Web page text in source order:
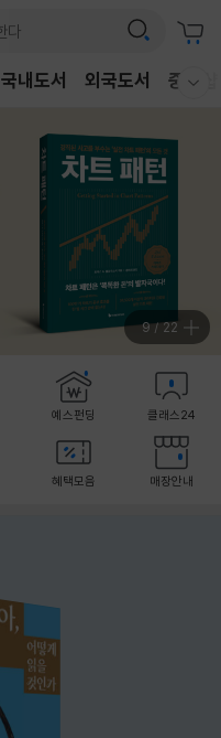
국내도서 외국도서 중고샵
9/22
예스펀딩 클래스24
혜택모음 매장안내